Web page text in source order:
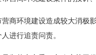
环境建设造成较大消极影
进行追责问责。